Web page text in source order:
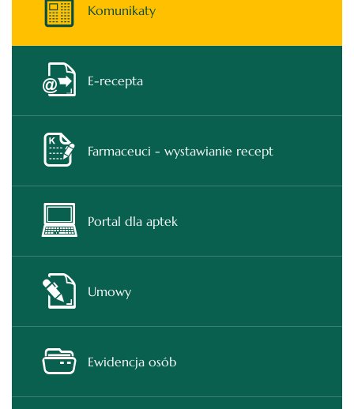
Komunikaty
E-recepta
Farmaceuci - wystawianie recept
Portal dla aptek
Umowy
Ewidencja osób